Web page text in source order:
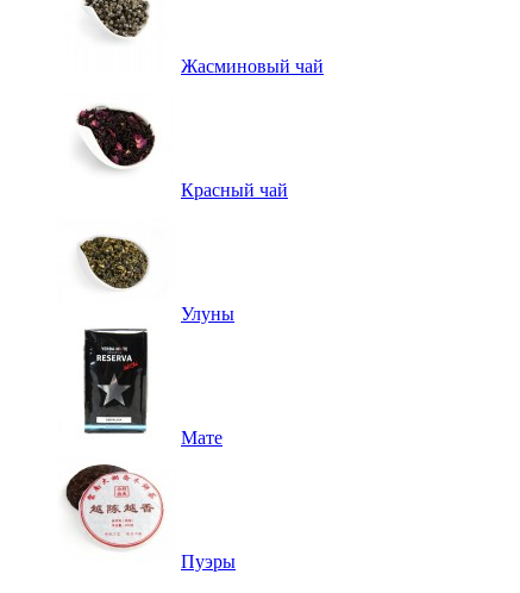
Жасминовый чай
Красный чай
Улуны
Мате
Пуэры